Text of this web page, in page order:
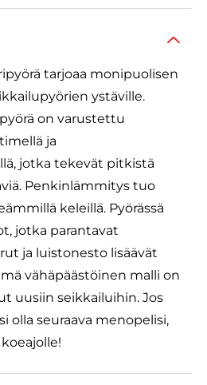
tarjoaa monipuolisen
ystäville.
on varustettu
ja
jotka tekevät pitkistä
Penkinlämmitys tuo
keleillä. Pyörässä
jotka parantavat
ja luistonesto lisäävät
vähäpäästöinen malli on
uusiin seikkailuihin. Jos
olla seuraava menopelisi,